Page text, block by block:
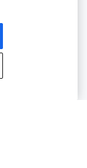
用規約
ポリシー